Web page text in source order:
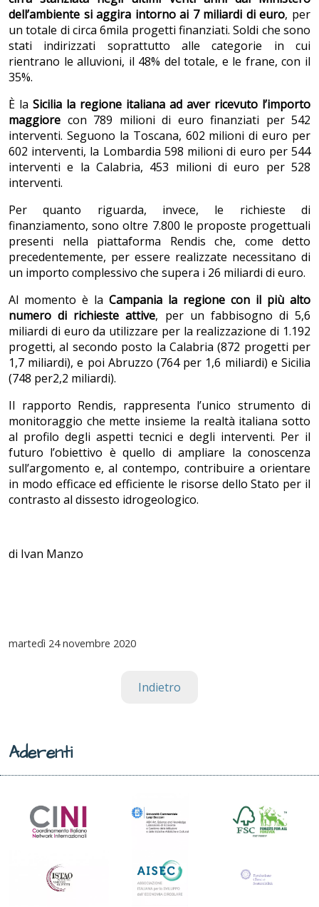
dell’ambiente si aggira intorno ai 7 miliardi di euro, per
un totale di circa 6mila progetti finanziati. Soldi che sono
stati indirizzati soprattutto alle categorie in cui
rientrano le alluvioni, il 48% del totale, e le frane, con il
35%.
È la Sicilia la regione italiana ad aver ricevuto l’importo
maggiore con 789 milioni di euro finanziati per 542
interventi. Seguono la Toscana, 602 milioni di euro per
602 interventi, la Lombardia 598 milioni di euro per 544
interventi e la Calabria, 453 milioni di euro per 528
interventi.
Per quanto riguarda, invece, le richieste di
finanziamento, sono oltre 7.800 le proposte progettuali
presenti nella piattaforma Rendis che, come detto
precedentemente, per essere realizzate necessitano di
un importo complessivo che supera i 26 miliardi di euro.
Al momento è la Campania la regione con il più alto
numero di richieste attive, per un fabbisogno di 5,6
miliardi di euro da utilizzare per la realizzazione di 1.192
progetti, al secondo posto la Calabria (872 progetti per
1,7 miliardi), e poi Abruzzo (764 per 1,6 miliardi) e Sicilia
(748 per2,2 miliardi).
Il rapporto Rendis, rappresenta l’unico strumento di
monitoraggio che mette insieme la realtà italiana sotto
al profilo degli aspetti tecnici e degli interventi. Per il
futuro l’obiettivo è quello di ampliare la conoscenza
sull’argomento e, al contempo, contribuire a orientare
in modo efficace ed efficiente le risorse dello Stato per il
contrasto al dissesto idrogeologico.
di Ivan Manzo
martedì 24 novembre 2020
Indietro
Aderenti